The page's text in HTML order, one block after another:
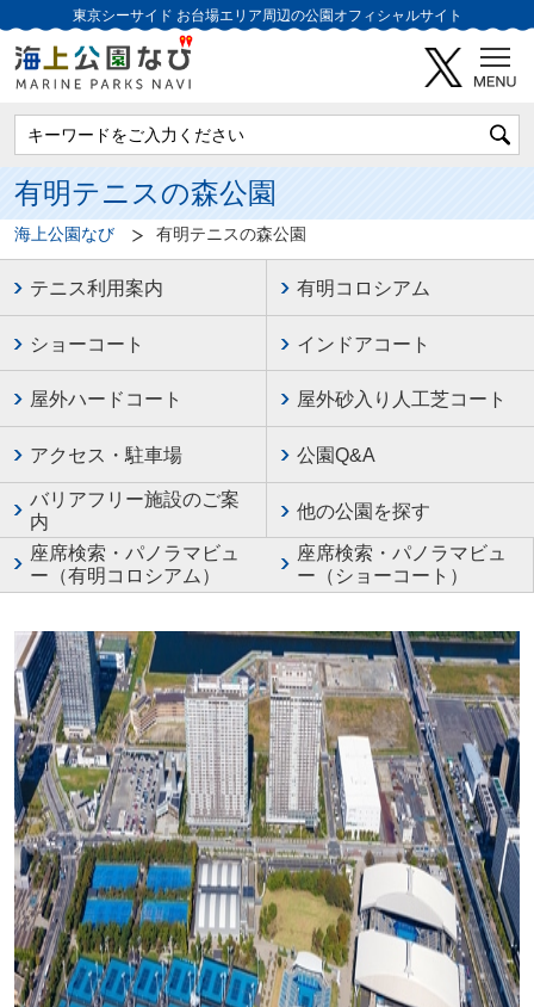
東京シーサイド お台場エリア周辺の公園オフィシャルサイト
有明テニスの森公園
海上公園なび 有明テニスの森公園
テニス利用案内 有明コロシアム
ショーコート インドアコート
屋外ハードコート 屋外砂入り人工芝コート
アクセス・駐車場 公園Q&A
バリアフリー施設のご案
内
他の公園を探す
座席検索・パノラマビュ
ー（有明コロシアム）
座席検索・パノラマビュ
ー（ショーコート）